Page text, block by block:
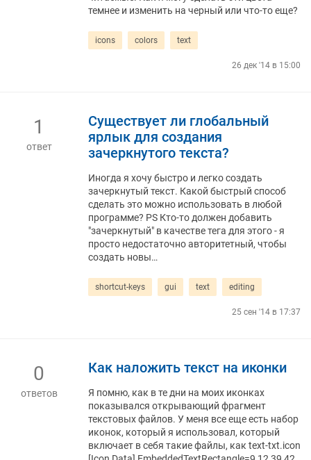
темнее и изменить на черный или что-то еще?
icons colors text
26 дек '14 в 15:00
1
ответ
Существует ли глобальный
ярлык для создания
зачеркнутого текста?
Иногда я хочу быстро и легко создать
зачеркнутый текст. Какой быстрый способ
сделать это можно использовать в любой
программе? PS Кто-то должен добавить
"зачеркнутый" в качестве тега для этого - я
просто недостаточно авторитетный, чтобы
создать новы…
shortcut-keys gui text editing
25 сен '14 в 17:37
0
ответов
Как наложить текст на иконки
Я помню, как в те дни на моих иконках
показывался открывающий фрагмент
текстовых файлов. У меня все еще есть набор
иконок, который я использовал, который
включает в себя такие файлы, как text-txt.icon